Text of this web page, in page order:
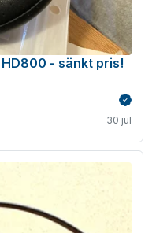
- sänkt pris!
30 jul